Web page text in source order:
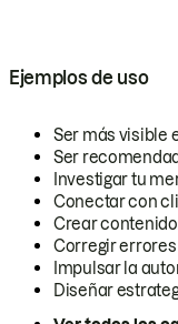
Ejemplos de uso
Ser más visible
Ser
Investigar tu
Conectar con
Crear
Corregir
Impulsar la
Diseñar